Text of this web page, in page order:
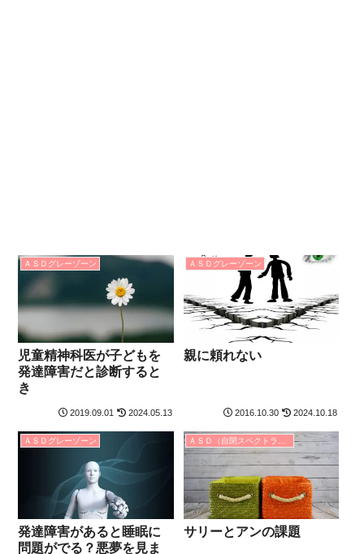
ＡＳＤグレーゾーン
児童精神科医が子どもを
発達障害だと診断すると
き
2019.09.01 2024.05.13
ＡＳＤグレーゾーン
親に頼れない
2016.10.30 2024.10.18
ＡＳＤグレーゾーン
発達障害があると睡眠に
問題がでる？悪夢を見ま
サリーとアンの課題